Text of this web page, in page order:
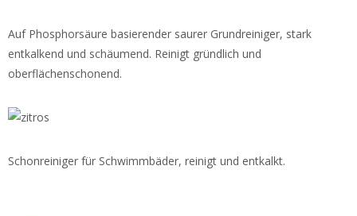
Auf Phosphorsäure basierender saurer Grundreiniger, stark
entkalkend und schäumend. Reinigt gründlich und
oberflächenschonend.
Schonreiniger für Schwimmbäder, reinigt und entkalkt.